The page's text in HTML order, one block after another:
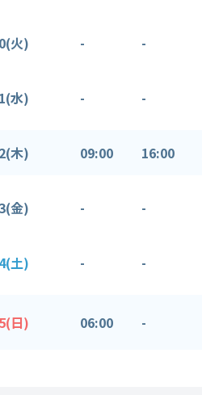
火) - -
水) - -
木) 09:00 16:00
金) - -
土) - -
日) 06:00 -